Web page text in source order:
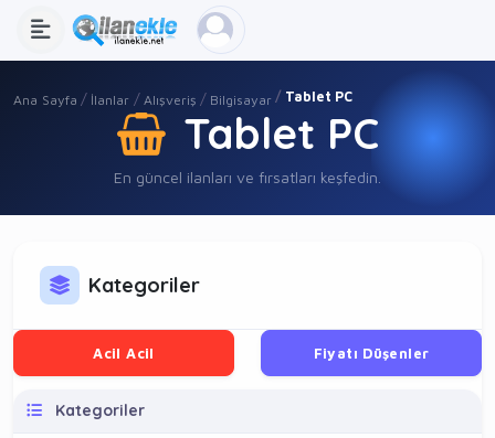
Ana Sayfa İlanlar Alışveriş Bilgisayar Tablet PC
Tablet PC
En güncel ilanları ve fırsatları keşfedin.
Kategoriler
Acil Acil Fiyatı Düşenler
Kategoriler